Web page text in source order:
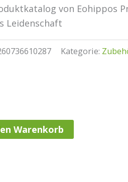
von Eohippos
Leidenschaft
Kategorie:
Warenkorb